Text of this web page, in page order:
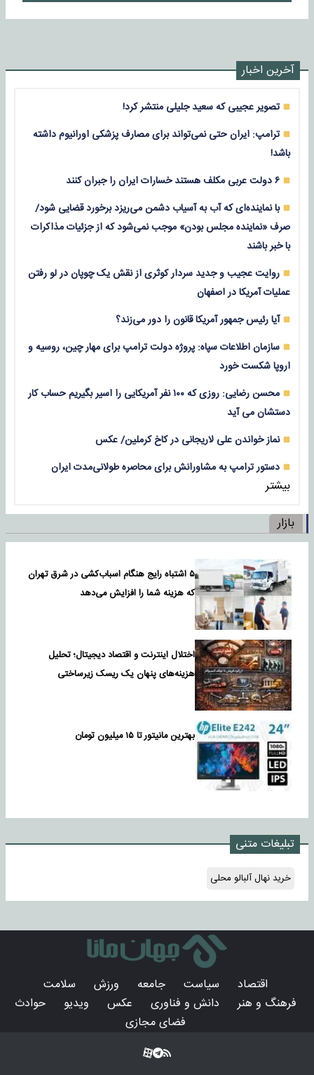
آخرین اخبار
تصویر عجیبی که سعید جلیلی منتشر کرد!
ترامپ: ایران حتی نمی‌تواند برای مصارف پزشکی اورانیوم داشته
باشد!
۶ دولت عربی مکلف هستند خسارات ایران را جبران کنند
با نماینده‌ای که آب به آسیاب دشمن می‌ریزد برخورد قضایی شود/
صرف «نماینده مجلس بودن» موجب نمی‌شود که از جزئیات مذاکرات
با خبر باشند
روایت عجیب و جدید سردار کوثری از نقش یک چوپان در لو رفتن
عملیات آمریکا در اصفهان
آیا رئیس جمهور آمریکا قانون را دور می‌زند؟
سازمان اطلاعات سپاه: پروژه دولت ترامپ برای مهار چین، روسیه و
اروپا شکست خورد
محسن رضایی: روزی که ۱۰۰ نفر آمریکایی را اسیر بگیریم حساب کار
دستشان می آید
نماز خواندن علی لاریجانی در کاخ کرملین/ عکس
دستور ترامپ به مشاورانش برای محاصره طولانی‌مدت ایران
بیشتر
بازار
۵ اشتباه رایج هنگام اسباب‌کشی در شرق تهران
که هزینه شما را افزایش می‌دهد
اختلال اینترنت و اقتصاد دیجیتال؛ تحلیل
هزینه‌های پنهان یک ریسک زیرساختی
بهترین مانیتور تا ۱۵ میلیون تومان
تبلیغات متنی
خرید نهال آلبالو محلی
اقتصاد سیاست جامعه ورزش
سلامت
فرهنگ و هنر
دانش و فناوری عکس ویدیو
حوادث
فضای مجازی